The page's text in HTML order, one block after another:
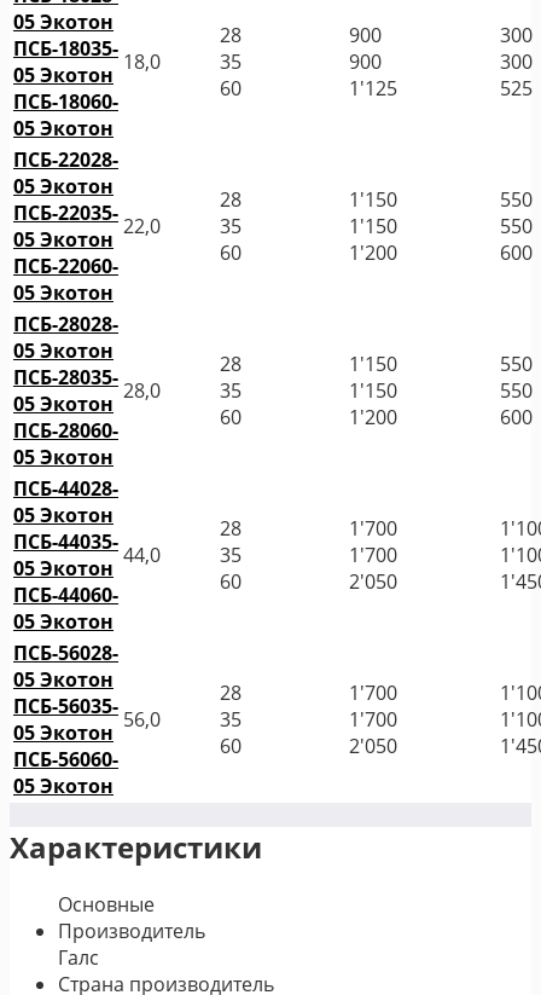
05 Экотон
ПСБ-18035-
05 Экотон
ПСБ-18060-
05 Экотон
18,0
28
35
60
900
900
1'125
300
300
525
ПСБ-22028-
05 Экотон
ПСБ-22035-
05 Экотон
ПСБ-22060-
05 Экотон
22,0
28
35
60
1'150
1'150
1'200
550
550
600
ПСБ-28028-
05 Экотон
ПСБ-28035-
05 Экотон
ПСБ-28060-
05 Экотон
28,0
28
35
60
1'150
1'150
1'200
550
550
600
ПСБ-44028-
05 Экотон
ПСБ-44035-
05 Экотон
ПСБ-44060-
05 Экотон
44,0
28
35
60
1'700
1'700
2'050
ПСБ-56028-
05 Экотон
ПСБ-56035-
05 Экотон
ПСБ-56060-
05 Экотон
56,0
28
35
60
1'700
1'700
2'050
Характеристики
Основные
Производитель
Галс
Страна производитель